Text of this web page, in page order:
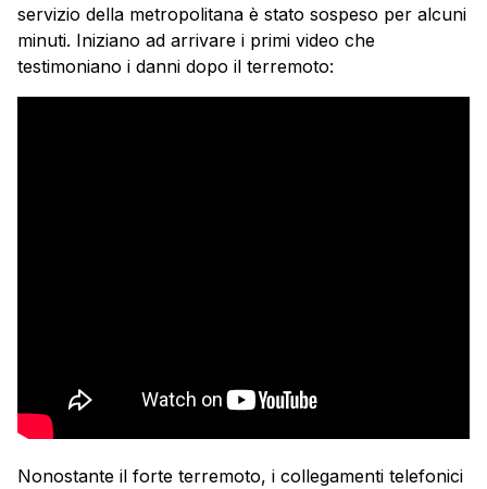
servizio della metropolitana è stato sospeso per alcuni
minuti. Iniziano ad arrivare i primi video che
testimoniano i danni dopo il terremoto:
Nonostante il forte terremoto, i collegamenti telefonici